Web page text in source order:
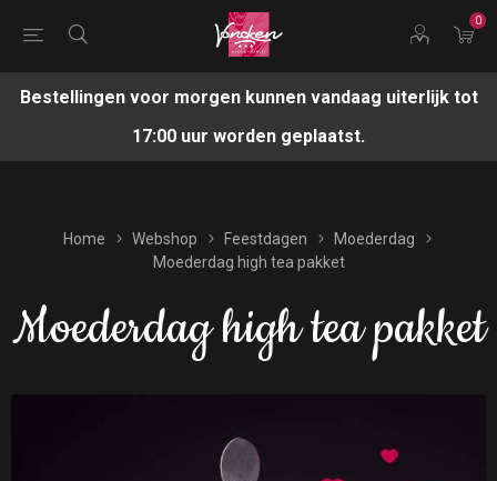
0
Bestellingen voor morgen kunnen vandaag uiterlijk tot
17:00 uur worden geplaatst.
Home Webshop Feestdagen
Moederdag
Moederdag high tea pakket
Moederdag high tea pakket